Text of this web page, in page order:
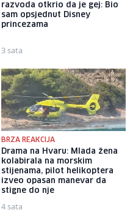
razvoda otkrio da je gej: Bio
sam opsjednut Disney
princezama
3 sata
BRZA REAKCIJA
Drama na Hvaru: Mlada žena
kolabirala na morskim
stijenama, pilot helikoptera
izveo opasan manevar da
stigne do nje
4 sata